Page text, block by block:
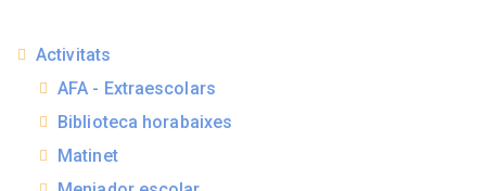
Activitats
AFA - Extraescolars
Biblioteca horabaixes
Matinet